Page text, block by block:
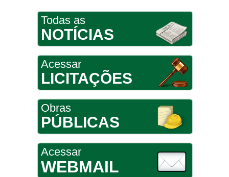
Todas as
NOTÍCIAS
Acessar
LICITAÇÕES
Obras
PÚBLICAS
Acessar
WEBMAIL